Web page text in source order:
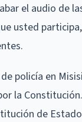
el audio de
usted
policía en
la
de